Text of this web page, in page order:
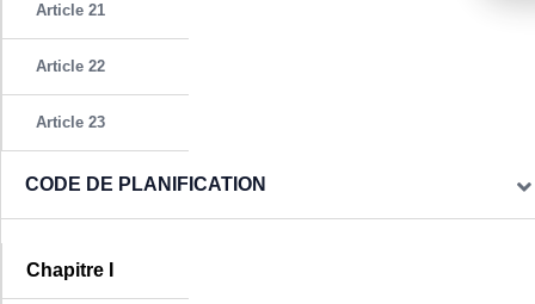
Article 21
Article 22
Article 23
CODE DE PLANIFICATION
Chapitre I